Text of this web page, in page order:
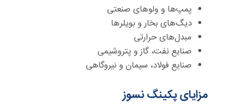
پمپ‌ها و ولوهای صنعتی
دیگ‌های بخار و بویلرها
مبدل‌های حرارتی
صنایع نفت، گاز و پتروشیمی
صنایع فولاد، سیمان و نیروگاهی
مزایای پکینگ نسوز